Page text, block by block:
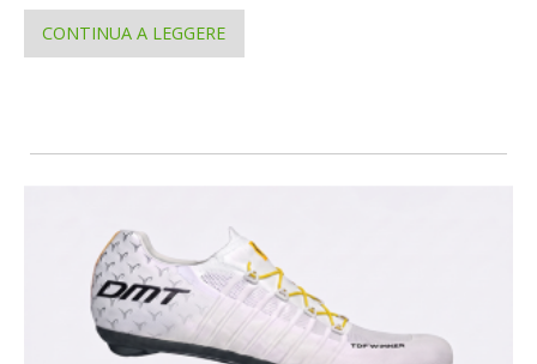
CONTINUA A LEGGERE